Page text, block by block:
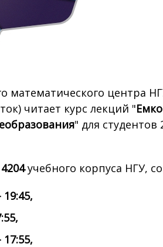
математического центра
читает курс лекций "
" для студентов
4204учебного корпуса НГУ,